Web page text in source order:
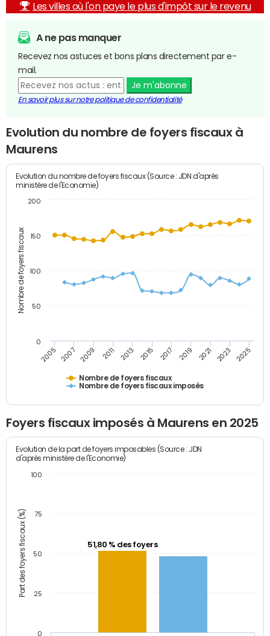
Les villes où l'on paye le plus d'impôt sur le revenu
A ne pas manquer
Recevez nos astuces et bons plans directement par e-
mail.
Je m'abonne
En savoir plus sur notre politique de confidentialité
Evolution du nombre de foyers fiscaux à
Maurens
Nombre de foyers fiscaux
Evolution du nombre de foyers fiscaux (Source : JDN d'après
ministère de l'Economie)
Nombre de foyers fiscaux
Nombre de foyers fiscaux imposés
2005 2007 2009 2011 2013 2015 2017 2019 2021 2023 2025
0
50
100
150
200
Foyers fiscaux imposés à Maurens en 2025
Part des foyers fiscaux (%)
Evolution de la part de foyers imposables (Source : JDN
d'après ministère de l'Economie)
51,80 % des foyers
0
25
50
75
100